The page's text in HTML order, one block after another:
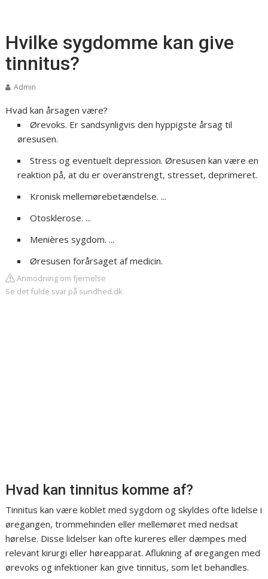
Hvilke sygdomme kan give
tinnitus?
Admin
Hvad kan årsagen være?
Ørevoks. Er sandsynligvis den hyppigste årsag til
øresusen.
Stress og eventuelt depression. Øresusen kan være en
reaktion på, at du er overanstrengt, stresset, deprimeret.
Kronisk mellemørebetændelse. ...
Otosklerose. ...
Menières sygdom. ...
Øresusen forårsaget af medicin.
Anmodning om fjernelse
Se det fulde svar på sundhed.dk
Hvad kan tinnitus komme af?
Tinnitus kan være koblet med sygdom og skyldes ofte lidelse i
øregangen, trommehinden eller mellemøret med nedsat
hørelse. Disse lidelser kan ofte kureres eller dæmpes med
relevant kirurgi eller høreapparat. Aflukning af øregangen med
ørevoks og infektioner kan give tinnitus, som let behandles.